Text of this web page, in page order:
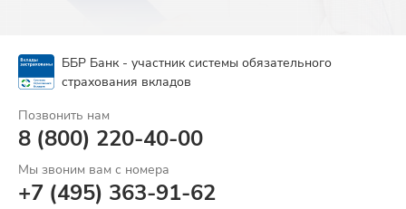
ББР Банк - участник системы обязательного
страхования вкладов
Позвонить нам
8 (800) 220-40-00
Мы звоним вам с номера
+7 (495) 363-91-62